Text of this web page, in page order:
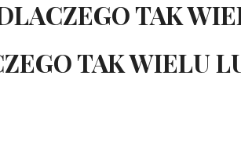
TAK
TAK WIELU